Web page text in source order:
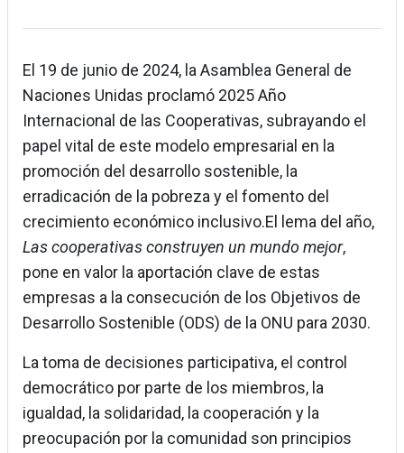
El 19 de junio de 2024, la Asamblea General de
Naciones Unidas proclamó 2025 Año
Internacional de las Cooperativas, subrayando el
papel vital de este modelo empresarial en la
promoción del desarrollo sostenible, la
erradicación de la pobreza y el fomento del
crecimiento económico inclusivo.El lema del año,
Las cooperativas construyen un mundo mejor,
pone en valor la aportación clave de estas
empresas a la consecución de los Objetivos de
Desarrollo Sostenible (ODS) de la ONU para 2030.
La toma de decisiones participativa, el control
democrático por parte de los miembros, la
igualdad, la solidaridad, la cooperación y la
preocupación por la comunidad son principios